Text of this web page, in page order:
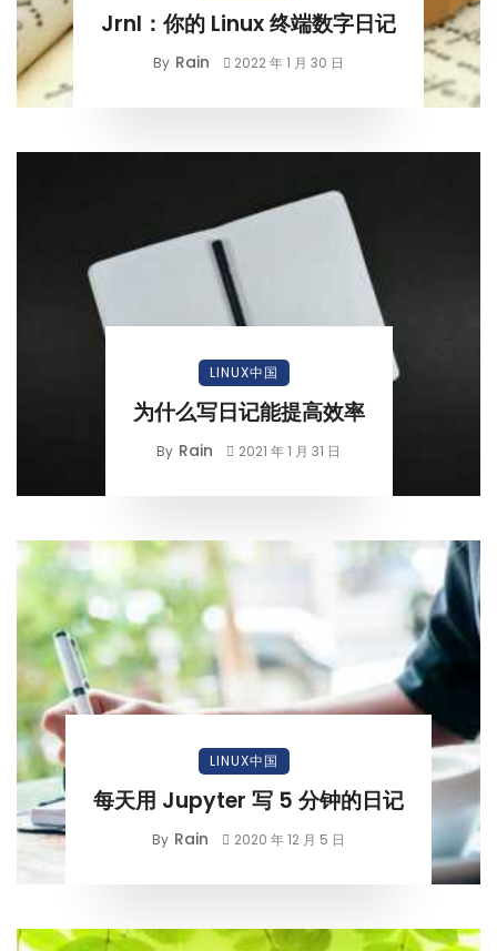
Jrnl：你的 Linux 终端数字日记
By Rain 2022 年 1 月 30 日
LINUX中国
为什么写日记能提高效率
By Rain 2021 年 1 月 31 日
LINUX中国
每天用 Jupyter 写 5 分钟的日记
By Rain 2020 年 12 月 5 日